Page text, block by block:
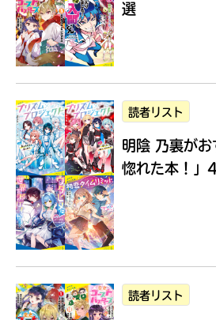
Loading
選
読者リスト
明陰 乃裏がお
惚れた本！」
読者リスト